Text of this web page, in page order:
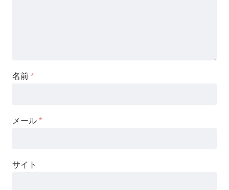
名前 *
メール *
サイト